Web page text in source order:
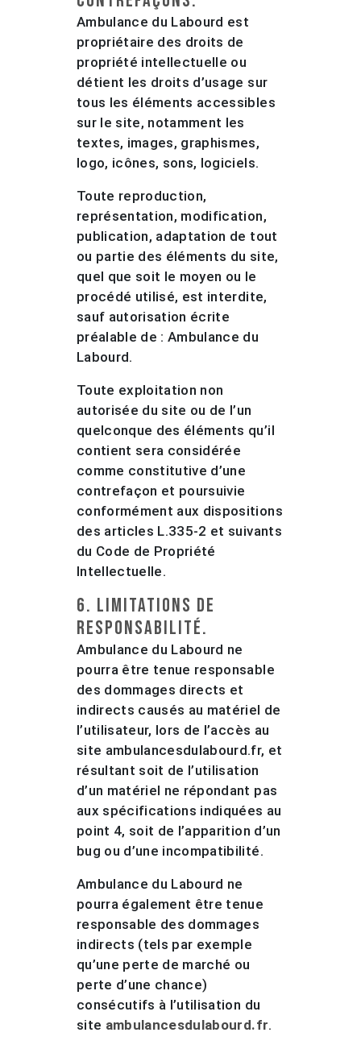
Ambulance du Labourd est
propriétaire des droits de
propriété intellectuelle ou
détient les droits d’usage sur
tous les éléments accessibles
sur le site, notamment les
textes, images, graphismes,
logo, icônes, sons, logiciels.
Toute reproduction,
représentation, modification,
publication, adaptation de tout
ou partie des éléments du site,
quel que soit le moyen ou le
procédé utilisé, est interdite,
sauf autorisation écrite
préalable de : Ambulance du
Labourd.
Toute exploitation non
autorisée du site ou de l’un
quelconque des éléments qu’il
contient sera considérée
comme constitutive d’une
contrefaçon et poursuivie
conformément aux dispositions
des articles L.335-2 et suivants
du Code de Propriété
Intellectuelle.
6. Limitations de
responsabilité.
Ambulance du Labourd ne
pourra être tenue responsable
des dommages directs et
indirects causés au matériel de
l’utilisateur, lors de l’accès au
site ambulancesdulabourd.fr, et
résultant soit de l’utilisation
d’un matériel ne répondant pas
aux spécifications indiquées au
point 4, soit de l’apparition d’un
bug ou d’une incompatibilité.
Ambulance du Labourd ne
pourra également être tenue
responsable des dommages
indirects (tels par exemple
qu’une perte de marché ou
perte d’une chance)
consécutifs à l’utilisation du
site ambulancesdulabourd.fr.